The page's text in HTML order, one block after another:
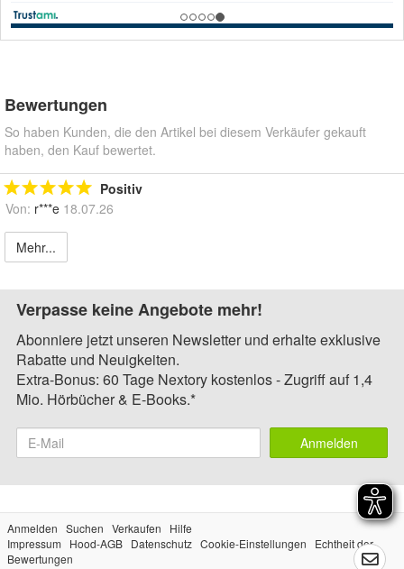
Bewertungen
So haben Kunden, die den Artikel bei diesem Verkäufer gekauft
haben, den Kauf bewertet.
Positiv
Von: r***e 18.07.26
Mehr...
Verpasse keine Angebote mehr!
Abonniere jetzt unseren Newsletter und erhalte exklusive
Rabatte und Neuigkeiten.
Extra-Bonus: 60 Tage Nextory kostenlos - Zugriff auf 1,4
Mio. Hörbücher & E-Books.*
Anmelden
Anmelden Suchen Verkaufen
Hilfe
Impressum
Hood-AGB Datenschutz Cookie-Einstellungen
Echtheit der
Bewertungen